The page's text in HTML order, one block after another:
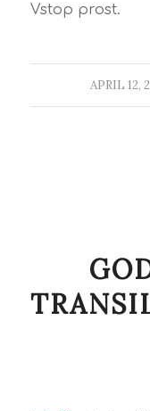
Vstop prost.
APRIL 12,
/